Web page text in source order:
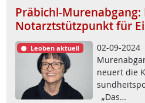
Präbichl-Murenabgang:
Notarztstützpunkt für
Leoben aktuell
02-09-
neu­ert die
„Das…